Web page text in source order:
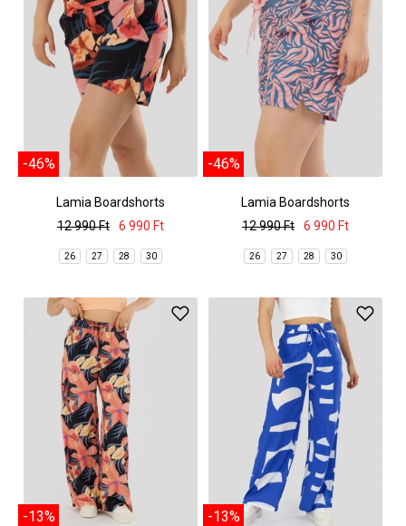
-46%
Lamia Boardshorts
12 990 Ft
6 990 Ft
26 27 28 30
-46%
Lamia Boardshorts
12 990 Ft
6 990 Ft
26 27 28 30
-13% -13%